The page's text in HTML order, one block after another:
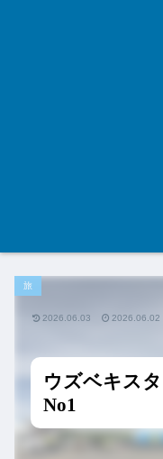
ウズベキス
No1
旅
2026.06.03 2026.06.02